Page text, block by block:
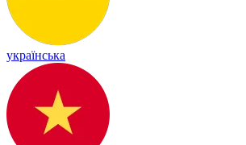
українська